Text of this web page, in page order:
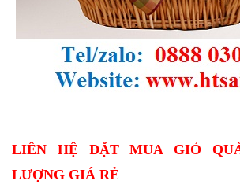
LIÊN HỆ ĐẶT MUA GIỎ
LƯỢNG GIÁ RẺ